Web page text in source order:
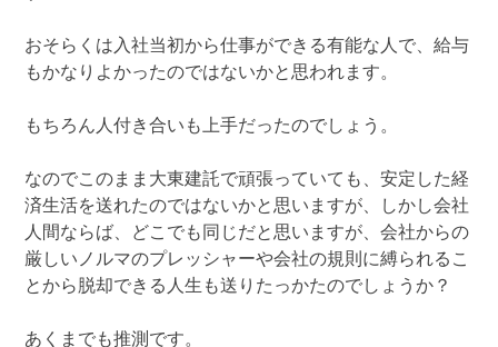
おそらくは入社当初から仕事ができる有能な人で、給与
もかなりよかったのではないかと思われます。
もちろん人付き合いも上手だったのでしょう。
なのでこのまま大東建託で頑張っていても、安定した経
済生活を送れたのではないかと思いますが、しかし会社
人間ならば、どこでも同じだと思いますが、会社からの
厳しいノルマのプレッシャーや会社の規則に縛られるこ
とから脱却できる人生も送りたっかたのでしょうか？
あくまでも推測です。